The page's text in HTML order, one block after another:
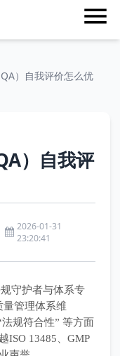
）自我评价怎么优
）自我评
2026-01-31
23:20:41
守护者与体系专
量管理体系维
规符合性” 等方面
ISO 13485、GMP